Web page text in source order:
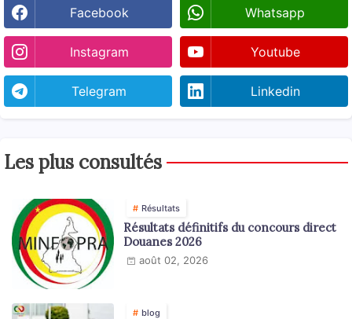
Facebook Whatsapp
Instagram Youtube
Telegram Linkedin
Les plus consultés
Résultats
Résultats définitifs du concours direct
Douanes 2026
août 02, 2026
blog